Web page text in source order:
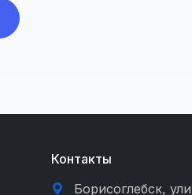
Контакты
Борисоглебск,